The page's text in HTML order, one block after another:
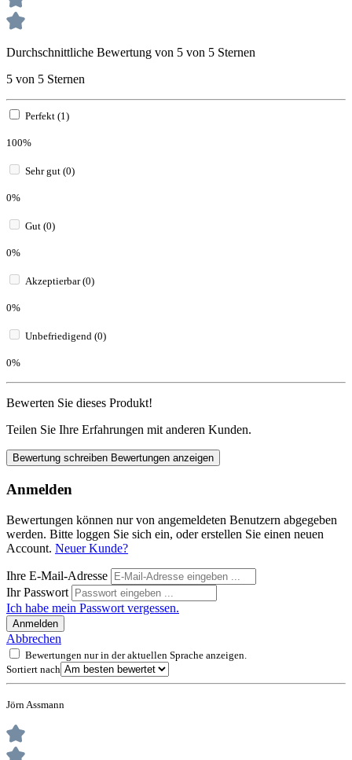
Durchschnittliche Bewertung von 5 von 5 Sternen
5 von 5 Sternen
Perfekt (1)
100%
Sehr gut (0)
0%
Gut (0)
0%
Akzeptierbar (0)
0%
Unbefriedigend (0)
0%
Bewerten Sie dieses Produkt!
Teilen Sie Ihre Erfahrungen mit anderen Kunden.
Bewertung schreiben Bewertungen anzeigen
Anmelden
Bewertungen können nur von angemeldeten Benutzern abgegeben
werden. Bitte loggen Sie sich ein, oder erstellen Sie einen neuen
Account. Neuer Kunde?
Ihre E-Mail-Adresse
Ihr Passwort
Ich habe mein Passwort vergessen.
Anmelden
Abbrechen
Bewertungen nur in der aktuellen Sprache anzeigen.
Sortiert nach
Jörn Assmann